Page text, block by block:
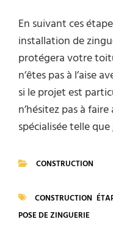
En suivant ces
installation de
protégera votre
n’êtes pas à l’aise
si le projet est
n’hésitez pas à
spécialisée telle que
CONSTRUCTION
TAGS
CONSTRUCTION
POSE DE ZINGUERIE